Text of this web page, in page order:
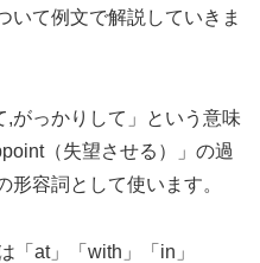
いて例文で解説していきま
,がっかりして」という意味
（失望させる）」の過
容詞として使います。
「at」「with」「in」